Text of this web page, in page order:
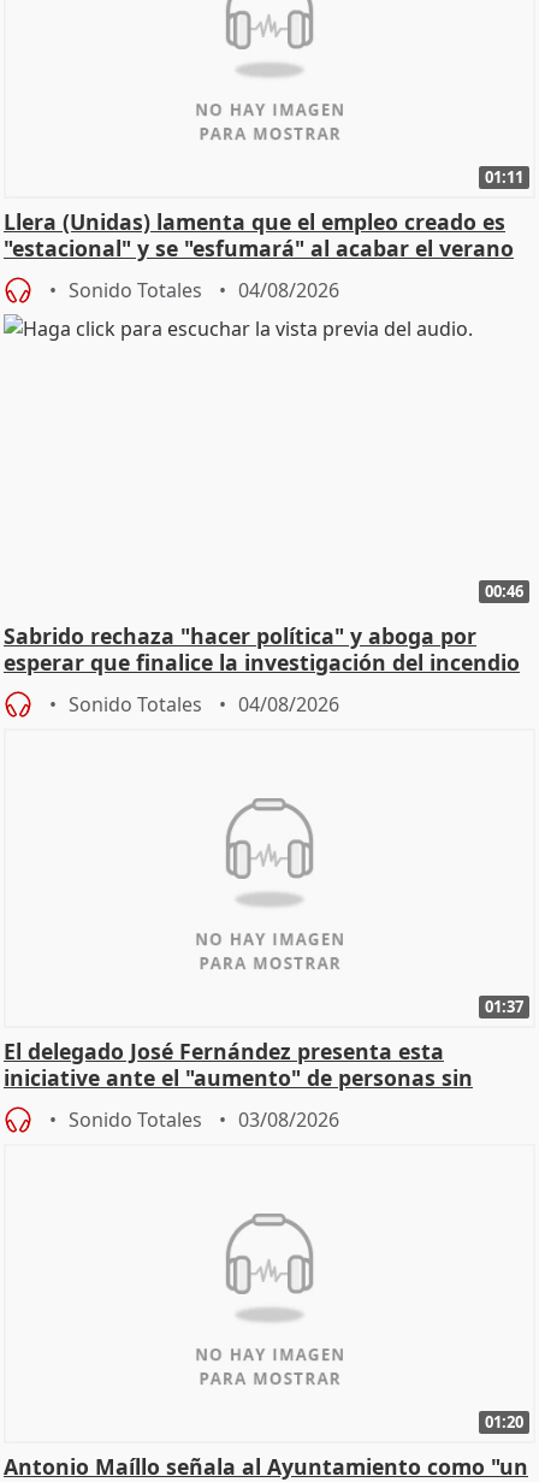
01:11
Llera (Unidas) lamenta que el empleo creado es
"estacional" y se "esfumará" al acabar el verano
Sonido Totales 04/08/2026
00:46
Sabrido rechaza "hacer política" y aboga por
esperar que finalice la investigación del incendio
Sonido Totales 04/08/2026
01:37
El delegado José Fernández presenta esta
iniciative ante el "aumento" de personas sin
hogar en Madri
Sonido Totales 03/08/2026
01:20
Antonio Maíllo señala al Ayuntamiento como "un